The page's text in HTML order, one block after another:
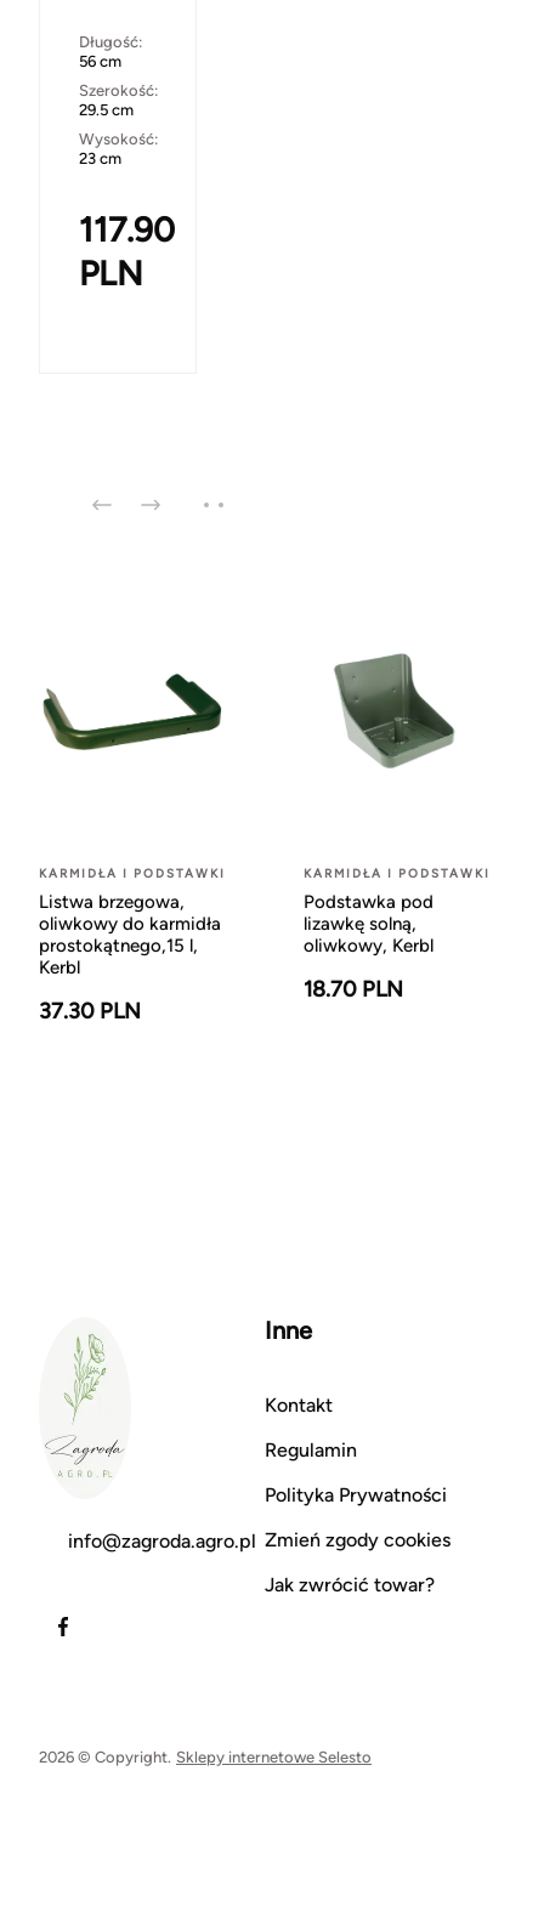
Długość:
56 cm
Szerokość:
29.5 cm
Wysokość:
23 cm
117.90
PLN
KARMIDŁA I PODSTAWKI
Listwa brzegowa,
oliwkowy do karmidła
prostokątnego,15 l,
Kerbl
37.30 PLN
KARMIDŁA I PODSTAWKI
Podstawka pod
lizawkę solną,
oliwkowy, Kerbl
18.70 PLN
info@zagroda.agro.pl
Inne
Kontakt
Regulamin
Polityka Prywatności
Zmień zgody cookies
Jak zwrócić towar?
2026 © Copyright. Sklepy internetowe Selesto